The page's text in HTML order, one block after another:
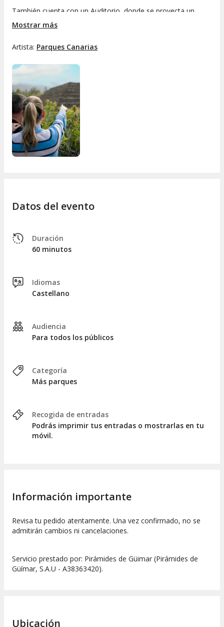
También cuenta con un Auditorio, donde se proyecta un
documental sobre las pirámides y las investigaciones del Dr.
Heyerdahl; una Sala de Expediciones con información y
sus travesías transoceánicas.
La Entrada Básica incluye los 6 esenciales de Pirámides de
Güímar, perfectos para una visita más breve pero completa
en contenidos clave.
Incluye:
Las seis Pirámides escalonadas
El Museo
Una opción perfecta para descubrir la esencia del
Parque en menos tiempo.
Mostrar más
Artista: Parques Canarias
Datos del evento
Duración
60 minutos
Idiomas
Castellano
Audiencia
Para todos los públicos
Categoría
Más parques
Recogida de entradas
Podrás imprimir tus entradas o mostrarlas en tu
móvil.
Información importante
Revisa tu pedido atentamente. Una vez confirmado, no se
admitirán cambios ni cancelaciones.
Servicio prestado por: Pirámides de Güimar (Pirámides de
Güímar, S.A.U - A38363420).
Ubicación